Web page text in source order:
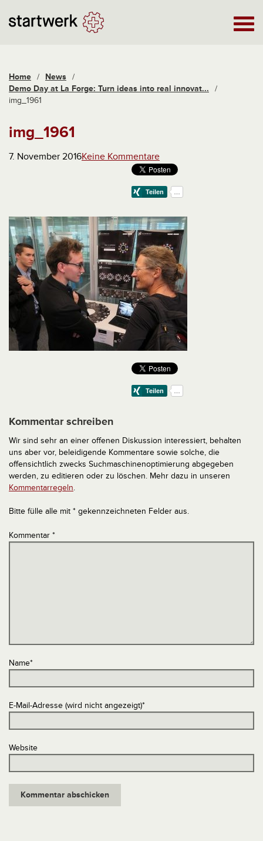
Home / News /
Demo Day at La Forge: Turn ideas into real innovat...
/
img_1961
img_1961
7. November 2016Keine Kommentare
Kommentar schreiben
Wir sind sehr an einer offenen Diskussion interessiert, behalten
uns aber vor, beleidigende Kommentare sowie solche, die
offensichtlich zwecks Suchmaschinenoptimierung abgegeben
werden, zu editieren oder zu löschen. Mehr dazu in unseren
Kommentarregeln.
Bitte fülle alle mit * gekennzeichneten Felder aus.
Kommentar *
Name*
E-Mail-Adresse (wird nicht angezeigt)*
Website